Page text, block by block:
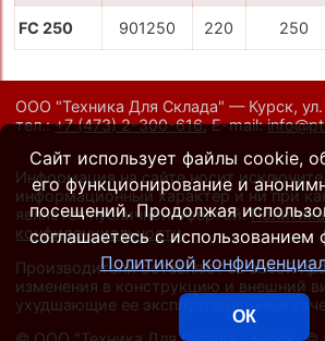
FC 250 901250 220 250
ООО "Техника Для Склада" — Курск, ул.
тел.:+7 (473) 2-300-616,E-mail:
Информация на сайте носит
информационный характер и ни при
является публичной офертой.Политика
конфиденциальности.
Производители оставляют за собой
изменения в конструкцию и внешний
ухудшающие ее эксплуатационные
Сайт использует файлы cookie,
его функционирование и
посещений. Продолжая
соглашаетесь с использованием
Политикой
ОК